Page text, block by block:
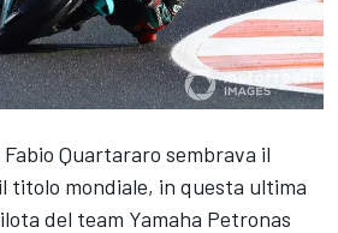
Quartararo sembrava il
titolo mondiale, in questa ultima
del team Yamaha Petronas